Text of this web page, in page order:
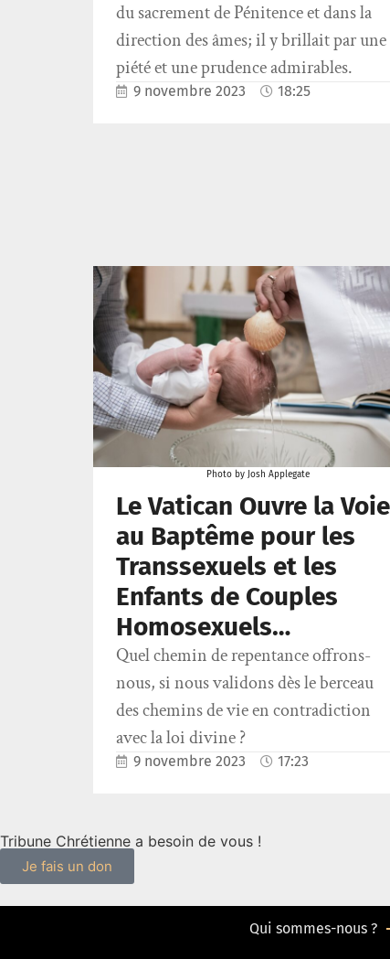
du sacrement de Pénitence et dans la
direction des âmes; il y brillait par une
piété et une prudence admirables.
9 novembre 2023 18:25
Photo by Josh Applegate
Le Vatican Ouvre la Voie
au Baptême pour les
Transsexuels et les
Enfants de Couples
Homosexuels…
Quel chemin de repentance offrons-
nous, si nous validons dès le berceau
des chemins de vie en contradiction
avec la loi divine ?
9 novembre 2023 17:23
Tribune Chrétienne a besoin de vous !
Je fais un don
Qui sommes-nous ?